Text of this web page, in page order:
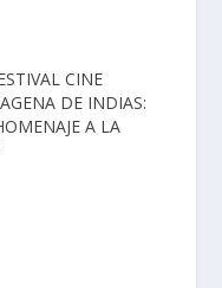
CINE
DE INDIAS:
A LA